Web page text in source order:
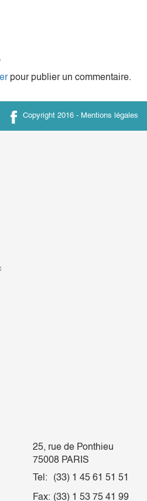
pour publier un commentaire.
Copyright 2016 - Mentions légales
25, rue de Ponthieu
75008 PARIS
Tel:
(33) 1 45 61 51 51
Fax: (33) 1 53 75 41 99